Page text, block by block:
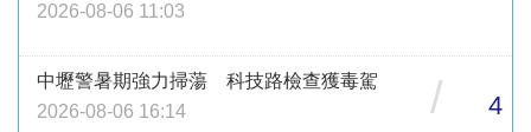
2026-08-06 11:03
中壢警暑期強力掃蕩 科技路檢查獲毒駕
2026-08-06 16:14
/ 4